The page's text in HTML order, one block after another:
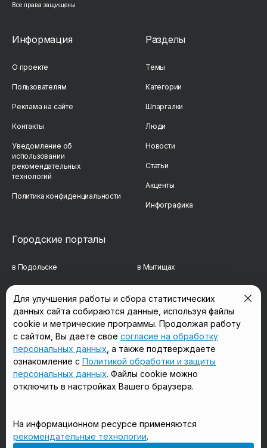
Все права защищены
Информация
О проекте
Пользователям
Реклама на сайте
Контакты
Уведомление об
использовании
рекомендательных
технологий
Политика конфиденциальности
Разделы
Темы
Категории
Шпаргалки
Люди
Новости
Статьи
Акценты
Инфографика
Городские порталы
в Подольске в Мытищах
в Сергиевом Посаде в Люберцах
в Красногорске в Королёве
в Домодедово в Щёлково
Мы в соцсетях
Для улучшения работы и сбора статистических
данных сайта собираются данные, используя файлы
cookie и метрические программы. Продолжая работу
с сайтом, Вы даете свое согласие на обработку
персональных данных , а также подтверждаете
ознакомление с Политикой обработки и защиты
персональных данных. Файлы cookie можно
отключить в настройках Вашего браузера.
На информационном ресурсе применяются
рекомендательные технологии.